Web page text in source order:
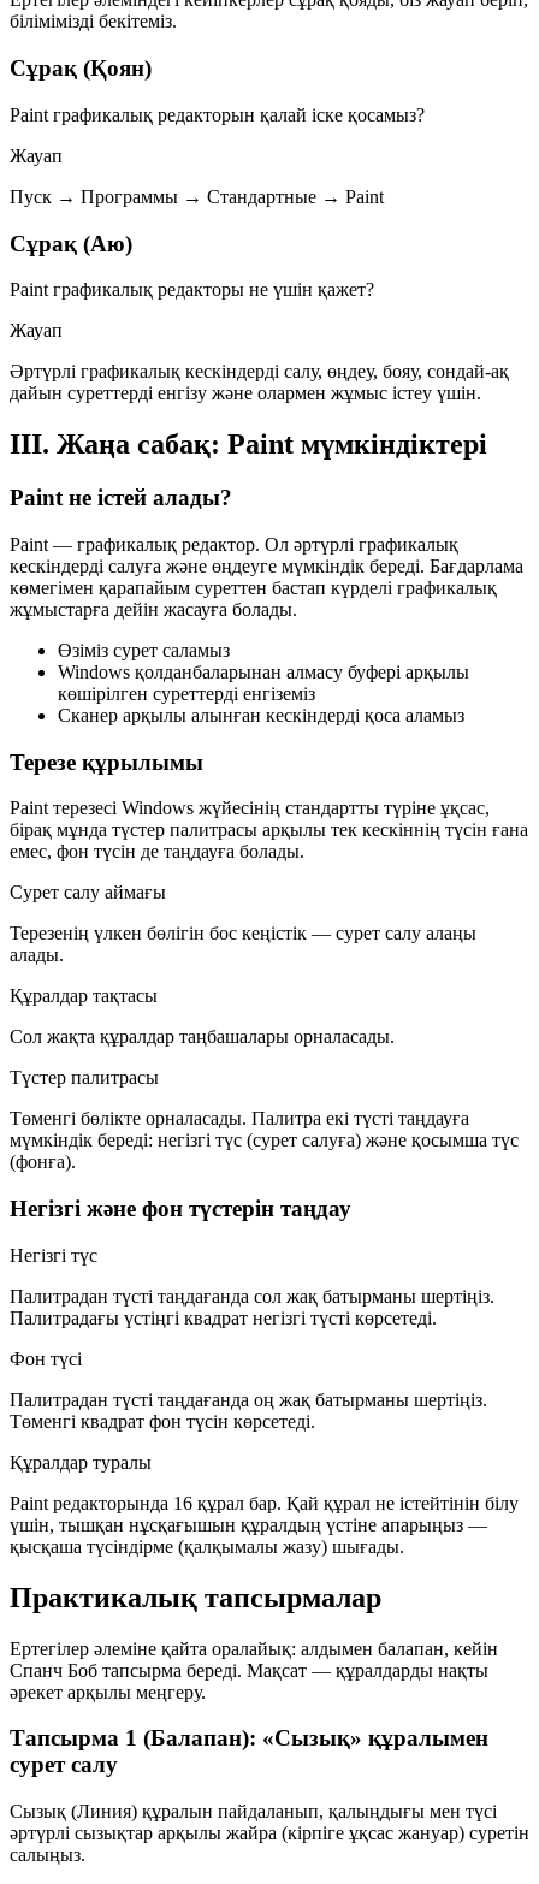
білімімізді бекітеміз.
Сұрақ (Қоян)
Paint графикалық редакторын қалай іске қосамыз?
Жауап
Пуск → Программы → Стандартные → Paint
Сұрақ (Аю)
Paint графикалық редакторы не үшін қажет?
Жауап
Әртүрлі графикалық кескіндерді салу, өңдеу, бояу, сондай-ақ
дайын суреттерді енгізу және олармен жұмыс істеу үшін.
ІІІ. Жаңа сабақ: Paint мүмкіндіктері
Paint не істей алады?
Paint — графикалық редактор. Ол әртүрлі графикалық
кескіндерді салуға және өңдеуге мүмкіндік береді. Бағдарлама
көмегімен қарапайым суреттен бастап күрделі графикалық
жұмыстарға дейін жасауға болады.
Өзіміз сурет саламыз
Windows қолданбаларынан алмасу буфері арқылы
көшірілген суреттерді енгіземіз
Сканер арқылы алынған кескіндерді қоса аламыз
Терезе құрылымы
Paint терезесі Windows жүйесінің стандартты түріне ұқсас,
бірақ мұнда түстер палитрасы арқылы тек кескіннің түсін ғана
емес, фон түсін де таңдауға болады.
Сурет салу аймағы
Терезенің үлкен бөлігін бос кеңістік — сурет салу алаңы
алады.
Құралдар тақтасы
Сол жақта құралдар таңбашалары орналасады.
Түстер палитрасы
Төменгі бөлікте орналасады. Палитра екі түсті таңдауға
мүмкіндік береді: негізгі түс (сурет салуға) және қосымша түс
(фонға).
Негізгі және фон түстерін таңдау
Негізгі түс
Палитрадан түсті таңдағанда сол жақ батырманы шертіңіз.
Палитрадағы үстіңгі квадрат негізгі түсті көрсетеді.
Фон түсі
Палитрадан түсті таңдағанда оң жақ батырманы шертіңіз.
Төменгі квадрат фон түсін көрсетеді.
Құралдар туралы
Paint редакторында 16 құрал бар. Қай құрал не істейтінін білу
үшін, тышқан нұсқағышын құралдың үстіне апарыңыз —
қысқаша түсіндірме (қалқымалы жазу) шығады.
Практикалық тапсырмалар
Ертегілер әлеміне қайта оралайық: алдымен балапан, кейін
Спанч Боб тапсырма береді. Мақсат — құралдарды нақты
әрекет арқылы меңгеру.
Тапсырма 1 (Балапан): «Сызық» құралымен
сурет салу
Сызық (Линия) құралын пайдаланып, қалыңдығы мен түсі
әртүрлі сызықтар арқылы жайра (кірпіге ұқсас жануар) суретін
салыңыз.